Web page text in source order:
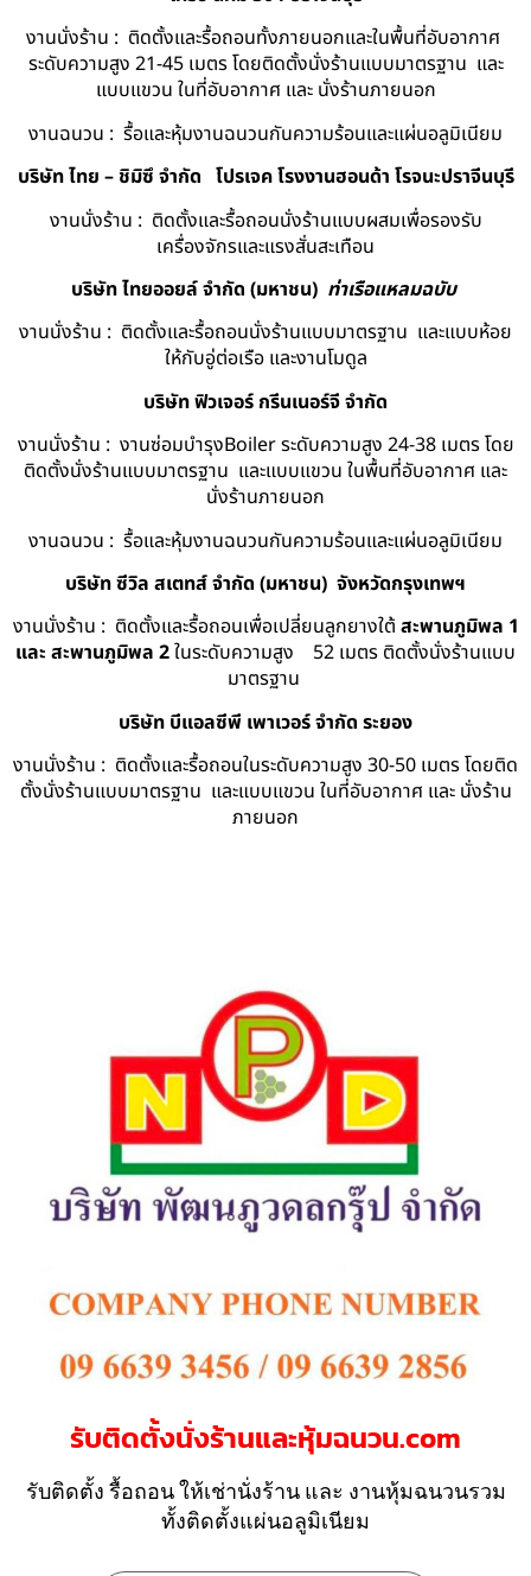
งานนั่งร้าน : ติดตั้งและรื้อถอนทั้งภายนอกและในพื้นที่อับอากาศ
ระดับความสูง 21-45 เมตร โดยติดตั้งนั่งร้านแบบมาตรฐาน และ
แบบแขวน ในที่อับอากาศ และ นั่งร้านภายนอก
งานฉนวน : รื้อและหุ้มงานฉนวนกันความร้อนและแผ่นอลูมิเนียม
บริษัท ไทย – ชิมิซึ จำกัด โปรเจค โรงงานฮอนด้า โรจนะปราจีนบุรี
งานนั่งร้าน : ติดตั้งและรื้อถอนนั่งร้านแบบผสมเพื่อรองรับ
เครื่องจักรและแรงสั่นสะเทือน
บริษัท ไทยออยล์ จํากัด (มหาชน) ท่าเรือแหลมฉบับ
งานนั่งร้าน : ติดตั้งและรื้อถอนนั่งร้านแบบมาตรฐาน และแบบห้อย
ให้กับอู่ต่อเรือ และงานโมดูล
บริษัท ฟิวเจอร์ กรีนเนอร์จี จำกัด
งานนั่งร้าน : งานซ่อมบำรุงBoiler ระดับความสูง 24-38 เมตร โดย
ติดตั้งนั่งร้านแบบมาตรฐาน และแบบแขวน ในพื้นที่อับอากาศ และ
นั่งร้านภายนอก
งานฉนวน : รื้อและหุ้มงานฉนวนกันความร้อนและแผ่นอลูมิเนียม
บริษัท ซีวิล สเตทส์ จำกัด (มหาชน) จังหวัดกรุงเทพฯ
งานนั่งร้าน : ติดตั้งและรื้อถอนเพื่อเปลี่ยนลูกยางใต้ สะพานภูมิพล 1
และ สะพานภูมิพล 2ในระดับความสูง 52 เมตร ติดตั้งนั่งร้านแบบ
มาตรฐาน
บริษัท บีแอลซีพี เพาเวอร์ จำกัด ระยอง
งานนั่งร้าน : ติดตั้งและรื้อถอนในระดับความสูง 30-50 เมตร โดยติด
ตั้งนั่งร้านแบบมาตรฐาน และแบบแขวน ในที่อับอากาศ และ นั่งร้าน
ภายนอก
รับติดตั้งนั่งร้านและหุ้มฉนวน.com
รับติดตั้ง รื้อถอน ให้เช่านั่งร้าน และ งานหุ้มฉนวนรวม
ทั้งติดตั้งแผ่นอลูมิเนียม